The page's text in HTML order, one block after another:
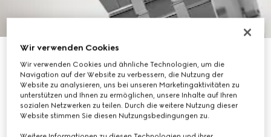
GUCCI 25H Uhr, 30 mm
€ 4.900
Wir verwenden Cookies
Wir verwenden Cookies und ähnliche Technologien, um die
Navigation auf der Website zu verbessern, die Nutzung der
Website zu analysieren, uns bei unseren Marketingaktivitäten zu
unterstützen und Ihnen zu ermöglichen, unsere Inhalte auf Ihren
sozialen Netzwerken zu teilen. Durch die weitere Nutzung dieser
Website stimmen Sie diesen Nutzungsbedingungen zu.